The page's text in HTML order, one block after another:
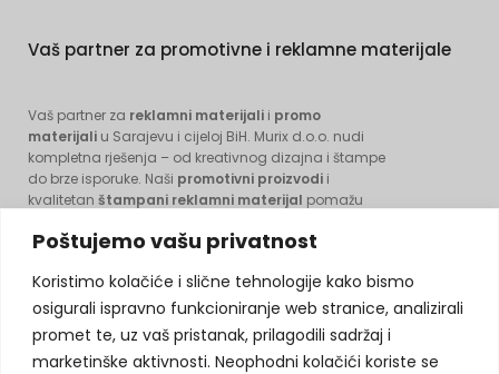
Poštujemo vašu privatnost
Koristimo kolačiće i slične tehnologije kako bismo
osigurali ispravno funkcioniranje web stranice, analizirali
promet te, uz vaš pristanak, prilagodili sadržaj i
marketinške aktivnosti. Neophodni kolačići koriste se
Vaš partner za promotivne i reklamne materijale
Vaš partner za reklamni materijali i promo
materijali u Sarajevu i cijeloj BiH. Murix d.o.o. nudi
kompletna rješenja – od kreativnog dizajna i štampe
do brze isporuke. Naši promotivni proizvodi i
kvalitetan štampani reklamni materijal pomažu
Pouzdano, profesionalno i na vrijeme.
KONTAKT INFORMACIJE: